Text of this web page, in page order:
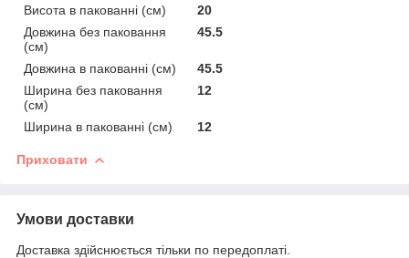
Висота в пакованні (см)
20
Довжина без паковання
(см)
45.5
Довжина в пакованні (см)
45.5
Ширина без паковання
(см)
12
Ширина в пакованні (см) 12
Приховати
Умови доставки
Доставка здійснюється тільки по передоплаті.